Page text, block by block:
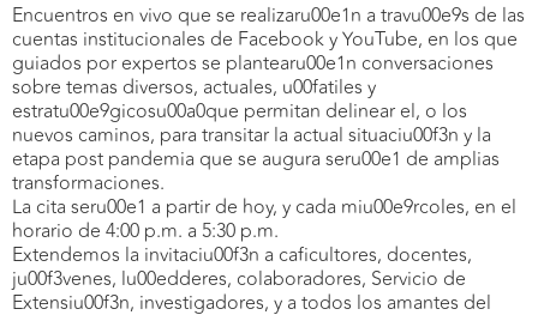
Encuentros en vivo que se realizaru00e1n a travu00e9s de las
cuentas institucionales de Facebook y YouTube, en los que
guiados por expertos se plantearu00e1n conversaciones
sobre temas diversos, actuales, u00fatiles y
estratu00e9gicosu00a0que permitan delinear el, o los
nuevos caminos, para transitar la actual situaciu00f3n y la
etapa post pandemia que se augura seru00e1 de amplias
transformaciones.
La cita seru00e1 a partir de hoy, y cada miu00e9rcoles, en el
horario de 4:00 p.m. a 5:30 p.m.
Extendemos la invitaciu00f3n a caficultores, docentes,
ju00f3venes, lu00edderes, colaboradores, Servicio de
Extensiu00f3n, investigadores, y a todos los amantes del